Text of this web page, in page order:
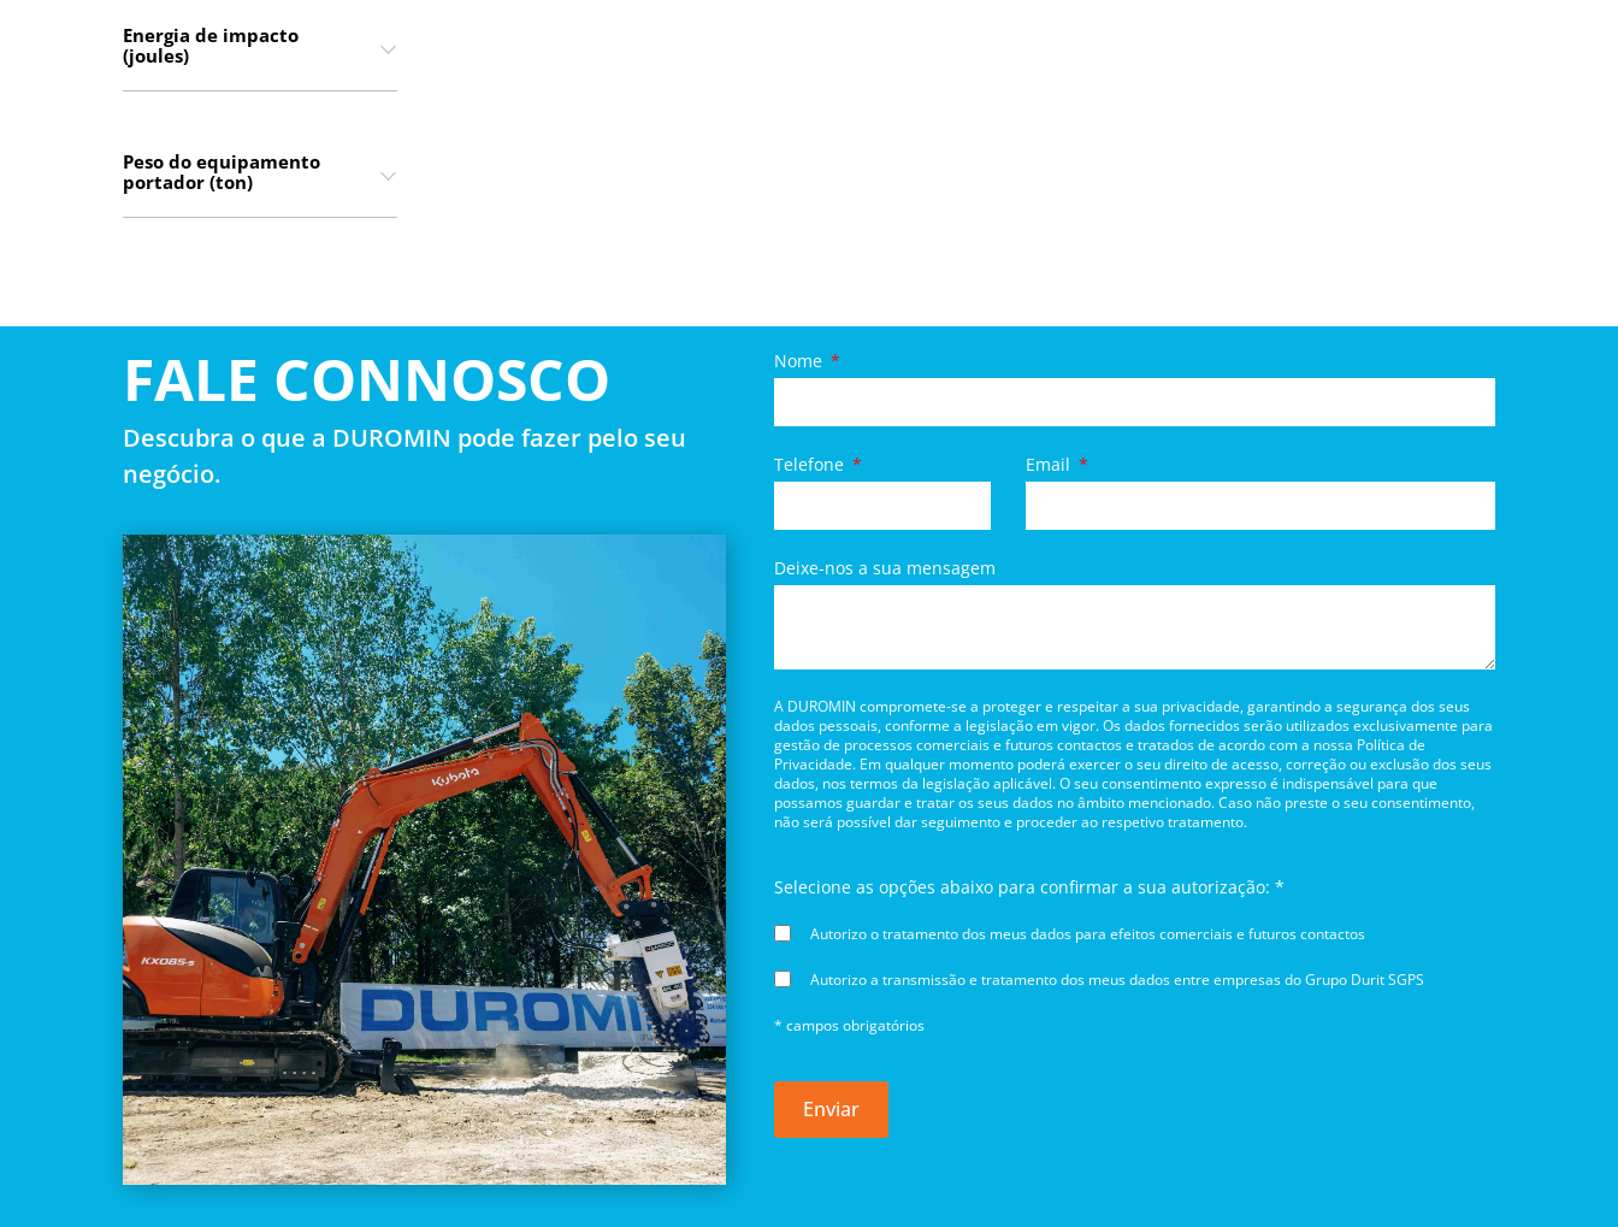
Energia de impacto
(joules)
Peso do equipamento
portador (ton)
FALE CONNOSCO
Descubra o que a DUROMIN pode fazer pelo seu
negócio.
Nome
Telefone Email
Deixe-nos a sua mensagem
A DUROMIN compromete-se a proteger e respeitar a sua privacidade, garantindo a segurança dos seus
dados pessoais, conforme a legislação em vigor. Os dados fornecidos serão utilizados exclusivamente para
gestão de processos comerciais e futuros contactos e tratados de acordo com a nossa Política de
Privacidade. Em qualquer momento poderá exercer o seu direito de acesso, correção ou exclusão dos seus
dados, nos termos da legislação aplicável. O seu consentimento expresso é indispensável para que
possamos guardar e tratar os seus dados no âmbito mencionado. Caso não preste o seu consentimento,
não será possível dar seguimento e proceder ao respetivo tratamento.
Selecione as opções abaixo para confirmar a sua autorização: *
Autorizo o tratamento dos meus dados para efeitos comerciais e futuros contactos
Autorizo a transmissão e tratamento dos meus dados entre empresas do Grupo Durit SGPS
* campos obrigatórios
Enviar